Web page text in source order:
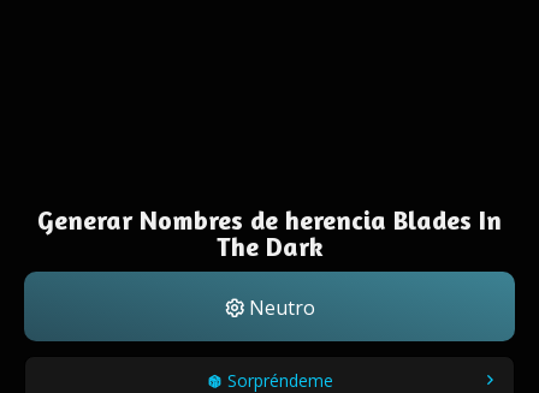
Generar Nombres de herencia Blades In
The Dark
Neutro
Sorpréndeme